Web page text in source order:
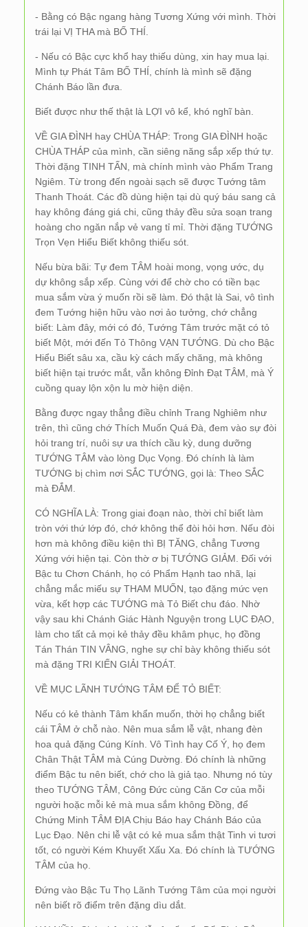
- Bằng có Bậc ngang hàng Tương Xứng với mình. Thời
trái lại VỊ THA mà BỐ THÍ.
- Nếu có Bậc cực khổ hay thiếu dùng, xin hay mua lại.
Mình tự Phát Tâm BỐ THÍ, chính là mình sẽ đặng
Chánh Báo lần đưa.
Biết được như thế thật là LỢI vô kể, khó nghĩ bàn.
VỀ GIA ĐÌNH hay CHÙA THÁP: Trong GIA ĐÌNH hoặc
CHÙA THÁP của mình, cần siêng năng sắp xếp thứ tự.
Thời đặng TINH TẤN, mà chính mình vào Phẩm Trang
Ngiêm. Từ trong đến ngoài sạch sẽ được Tướng tâm
Thanh Thoát. Các đồ dùng hiện tại dù quý báu sang cả
hay không đáng giá chi, cũng thảy đều sửa soạn trang
hoàng cho ngăn nắp vẻ vang tỉ mỉ. Thời đặng TƯỚNG
Trọn Vẹn Hiểu Biết không thiếu sót.
Nếu bừa bãi: Tự đem TÂM hoài mong, vọng ước, dụ
dự không sắp xếp. Cùng với để chờ cho có tiền bạc
mua sắm vừa ý muốn rồi sẽ làm. Đó thật là Sai, vô tình
đem Tướng hiện hữu vào nơi ảo tưởng, chớ chẳng
biết: Làm đây, mới có đó, Tướng Tâm trước mặt có tỏ
biết Một, mới đến Tỏ Thông VẠN TƯỚNG. Dù cho Bậc
Hiểu Biết sâu xa, cầu kỳ cách mấy chăng, mà không
biết hiện tại trước mắt, vẫn không Đỉnh Đạt TÂM, mà Ý
cuồng quay lộn xộn lu mờ hiện diện.
Bằng được ngay thẳng điều chỉnh Trang Nghiêm như
trên, thì cũng chớ Thích Muốn Quá Đà, đem vào sự đòi
hỏi trang trí, nuôi sự ưa thích cầu kỳ, dung dưỡng
TƯỚNG TÂM vào lòng Dục Vọng. Đó chính là làm
TƯỚNG bị chìm nơi SẮC TƯỚNG, gọi là: Theo SẮC
mà ĐẮM.
CÓ NGHĨA LÀ: Trong giai đoạn nào, thời chỉ biết làm
tròn với thứ lớp đó, chớ không thể đòi hỏi hơn. Nếu đòi
hơn mà không điều kiện thì BỊ TĂNG, chẳng Tương
Xứng với hiện tại. Còn thờ ơ bị TƯỚNG GIẢM. Đối với
Bậc tu Chơn Chánh, họ có Phẩm Hạnh tao nhã, lại
chẳng mắc miếu sự THAM MUỐN, tạo đặng mức vẹn
vừa, kết hợp các TƯỚNG mà Tỏ Biết chu đáo. Nhờ
vậy sau khi Chánh Giác Hành Nguyện trong LỤC ĐẠO,
làm cho tất cả mọi kẻ thảy đều khâm phục, họ đồng
Tán Thán TIN VÂNG, nghe sự chỉ bày không thiếu sót
mà đặng TRI KIẾN GIẢI THOÁT.
VỀ MỤC LÃNH TƯỚNG TÂM ĐỂ TỎ BIẾT:
Nếu có kẻ thành Tâm khẩn muốn, thời họ chẳng biết
cái TÂM ở chỗ nào. Nên mua sắm lễ vật, nhang đèn
hoa quả đặng Cúng Kính. Vô Tình hay Cố Ý, họ đem
Chân Thật TÂM mà Cúng Dường. Đó chính là những
điểm Bậc tu nên biết, chớ cho là giả tạo. Nhưng nó tùy
theo TƯỚNG TÂM, Công Đức cùng Căn Cơ của mỗi
người hoặc mỗi kẻ mà mua sắm không Đồng, để
Chứng Minh TÂM ĐỊA Chịu Báo hay Chánh Báo của
Lục Đạo. Nên chi lễ vật có kẻ mua sắm thật Tinh vi tươi
tốt, có người Kém Khuyết Xấu Xa. Đó chính là TƯỚNG
TÂM của họ.
Đứng vào Bậc Tu Thọ Lãnh Tướng Tâm của mọi người
nên biết rõ điểm trên đặng dìu dắt.